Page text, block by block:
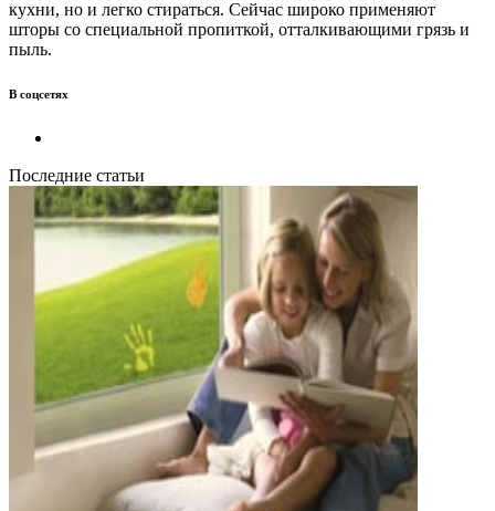
кухни, но и легко стираться. Сейчас широко применяют
шторы со специальной пропиткой, отталкивающими грязь и
пыль.
В соцсетях
Последние статьи